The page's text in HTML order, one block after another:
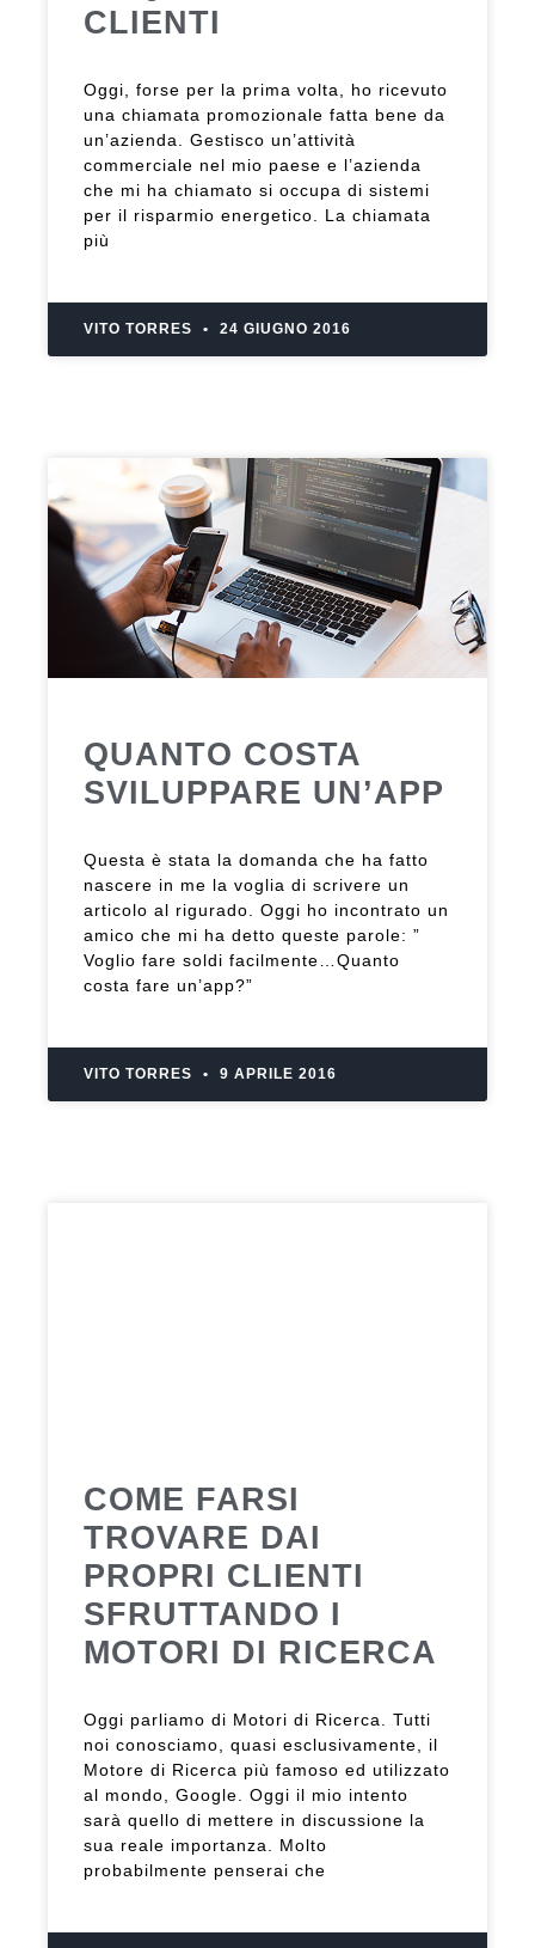
CLIENTI
Oggi, forse per la prima volta, ho ricevuto
una chiamata promozionale fatta bene da
un’azienda. Gestisco un’attività
commerciale nel mio paese e l’azienda
che mi ha chiamato si occupa di sistemi
per il risparmio energetico. La chiamata
più
VITO TORRES 24 GIUGNO 2016
QUANTO COSTA
SVILUPPARE UN’APP
Questa è stata la domanda che ha fatto
nascere in me la voglia di scrivere un
articolo al rigurado. Oggi ho incontrato un
amico che mi ha detto queste parole: ”
Voglio fare soldi facilmente…Quanto
costa fare un’app?”
VITO TORRES 9 APRILE 2016
COME FARSI
TROVARE DAI
PROPRI CLIENTI
SFRUTTANDO I
MOTORI DI RICERCA
Oggi parliamo di Motori di Ricerca. Tutti
noi conosciamo, quasi esclusivamente, il
Motore di Ricerca più famoso ed utilizzato
al mondo, Google. Oggi il mio intento
sarà quello di mettere in discussione la
sua reale importanza. Molto
probabilmente penserai che